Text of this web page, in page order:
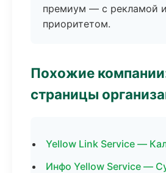
премиум — с рекламой и
приоритетом.
Похожие
страницы
Yellow Link Service —
Инфо Yellow Service —